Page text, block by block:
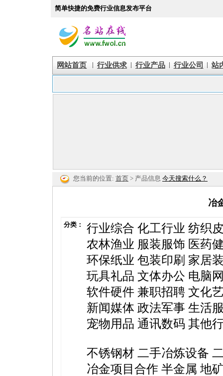
简单快捷的免费行业信息发布平台
网站首页 | 行业供求 | 行业产品 | 行业公司 | 站
您当前的位置: 首页 > 产品信息 今天搜索什么？
冶
分类： 行业综合 化工行业 纺织
农林渔业 服装服饰 医药
环保纸业 包装印刷 家居
玩具礼品 文体办公 电脑
软件硬件 兼职招聘 文化
新闻媒体 政法军事 生活
宠物用品 通讯数码 其他
不锈钢材 二手冶炼设备
冶金项目合作 半金属 地